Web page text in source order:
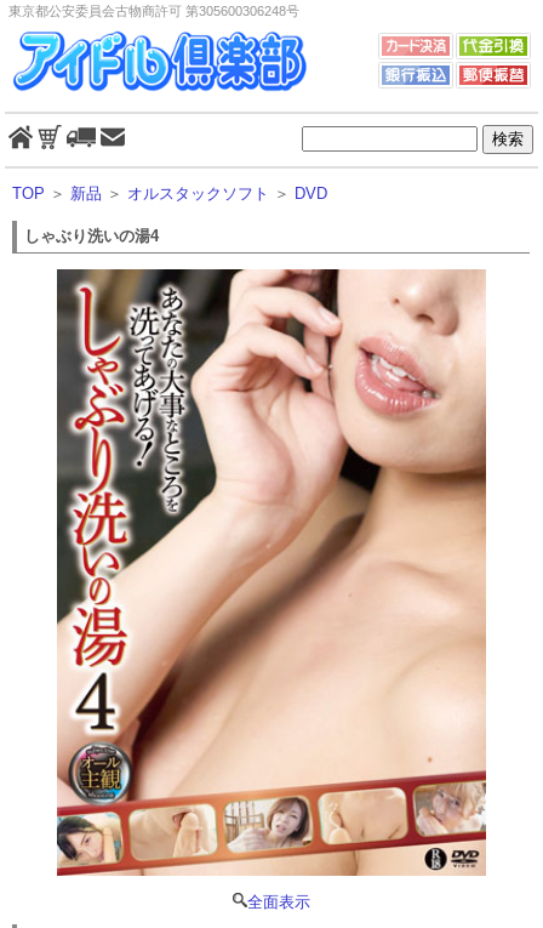
東京都公安委員会古物商許可 第305600306248号
TOP ＞ 新品 ＞ オルスタックソフト ＞ DVD
しゃぶり洗いの湯4
全面表示